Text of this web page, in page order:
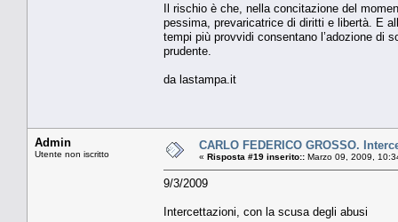
Il rischio è che, nella concitazione del
pessima, prevaricatrice di diritti e libertà. E
tempi più provvidi consentano l’adozione di
prudente.
da lastampa.it
Admin
Utente non iscritto
CARLO FEDERICO GROSSO.
« Risposta #19 inserito:: Marzo 09, 2009,
9/3/2009
Intercettazioni, con la scusa degli abusi